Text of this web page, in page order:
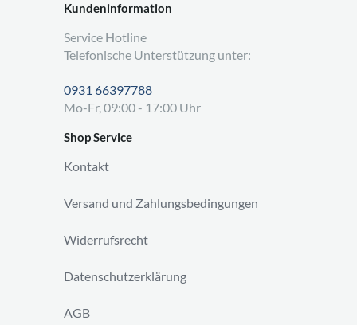
Kundeninformation
Service Hotline
Telefonische Unterstützung unter:
0931 66397788
Mo-Fr, 09:00 - 17:00 Uhr
Shop Service
Kontakt
Versand und Zahlungsbedingungen
Widerrufsrecht
Datenschutzerklärung
AGB